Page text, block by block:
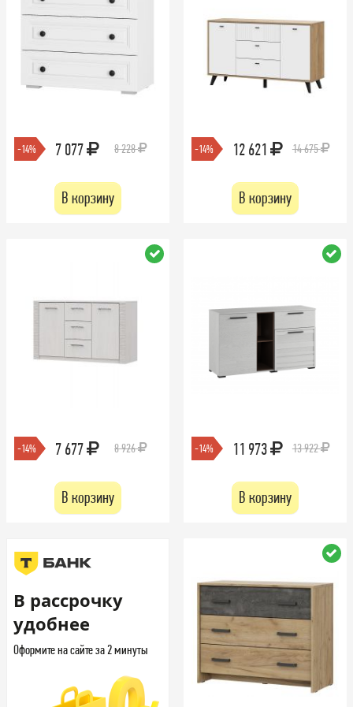
-14% 7 077 8 228
В корзину
-14% 12 621 14 675
В корзину
-14% 7 677 8 926
В корзину
-14% 11 973 13 922
В корзину
В рассрочку
удобнее
Оформите на сайте за 2 минуты